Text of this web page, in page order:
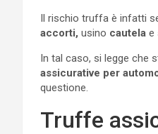
Il rischio truffa è infatti
accorti, usino cautela e
In tal caso, si legge che
assicurative per
questione.
Truffe